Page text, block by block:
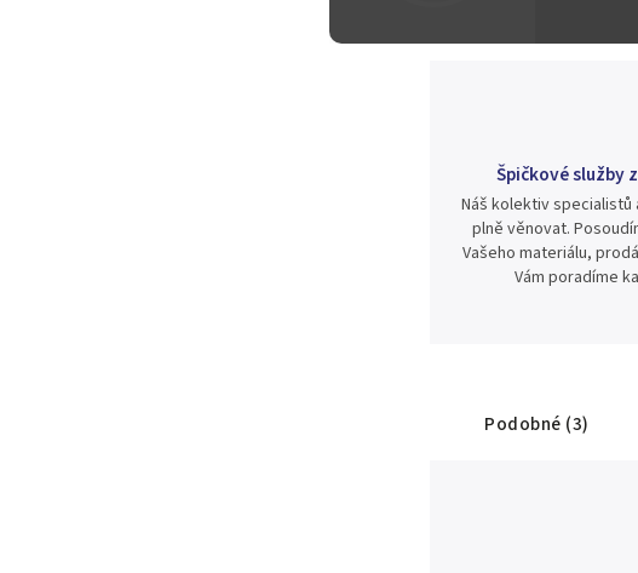
Špičkové služby
Náš kolektiv specialistů
plně věnovat.
Vašeho materiálu,
Vám poradíme
Podobné (3)